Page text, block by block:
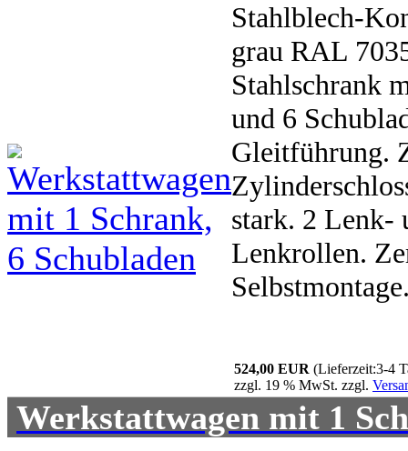
Stahlblech-
grau RAL
Stahlschrank
und 6
Gleitführung.
stark. 2 Lenk-
Lenkrollen.
524,00 EUR (Lieferzeit:3-4
zzgl. 19 % MwSt. zzgl.
Werkstattwagen mit 1